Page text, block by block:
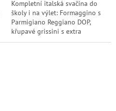
Kompletní italská svačina do
školy i na výlet: Formaggino s
Parmigiano Reggiano DOP,
křupavé grissini s extra
panenským olivovým olejem a